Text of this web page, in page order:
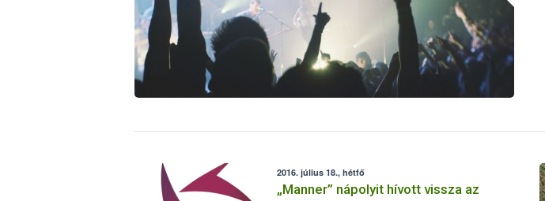
2016. július 18., hétfő
„Manner” nápolyit hívott vissza az